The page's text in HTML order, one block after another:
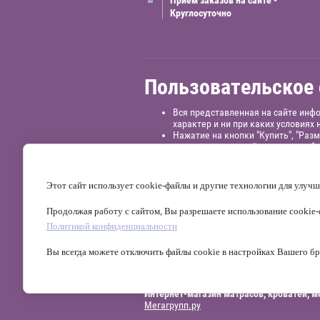
Круглосуточно
Вся представленная на сайте
характер и ни при каких
Нажатие на кнопки "Купить",
администрацию сайта никаких
На всю продукцию
законом о защите прав
Юридическая информация:
р/сч: 40802810129120000332
На сайте используется сервис веб-
обрабатываются ООО «Яндекс» в
Интернет-магазин матрасов, кроватей,
Мегагрупп.ру
Этот сайт использует cookie-файлы и другие технологии для
Продолжая работу с сайтом, Вы разрешаете использование
Политикой конфиденциальности
Вы всегда можете отключить файлы cookie в настройках Вашего